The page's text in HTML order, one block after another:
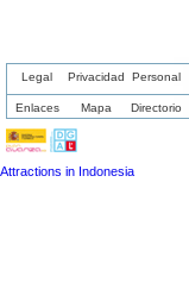
Legal Privacidad Personal
Enlaces Mapa Directorio
Attractions in Indonesia